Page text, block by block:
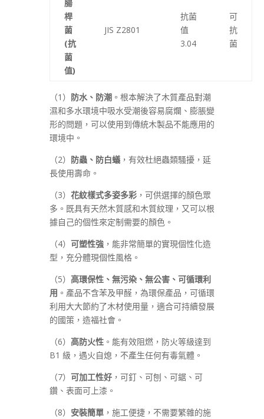
腸
桿
菌
(抗
菌
值)
JIS Z2801
抗菌
值
3.04
可
抗
菌
（1） 防水、防潮 。根本解決了木質產品對潮
濕和多水環境中吸水受潮後容易腐爛、膨脹變
形的問題，可以使用到傳統木製品不能應用的
環境中。
（2） 防蟲、防白蟻 ，有效杜絕蟲類騷擾，延
長使用壽命。
（3） 花紋樣式多姿多彩 ，可供選擇的顏色眾
多。既具有天然木質感和木質紋理，又可以根
據自己的個性來定制需要的顏色。
（4） 可塑性強 ，能非常簡單的實現個性化造
型，充分體現個性風格。
（5） 高環保性、無污染、無公害、可循環利
用 。產品不含苯及甲醛，為環保產品，可循環
利用大大節約了木材使用量，適合可持續發展
的國策，造福社會。
（6） 高防火性 。能有效阻燃，防火等級達到
B1 級，遇火自熄，不產生任何有毒氣體。
（7） 可加工性好 ，可釘、可刨、可鋸、可
鑽、表面可上漆。
（8） 安裝簡單 ，施工便捷，不需要繁雜的施